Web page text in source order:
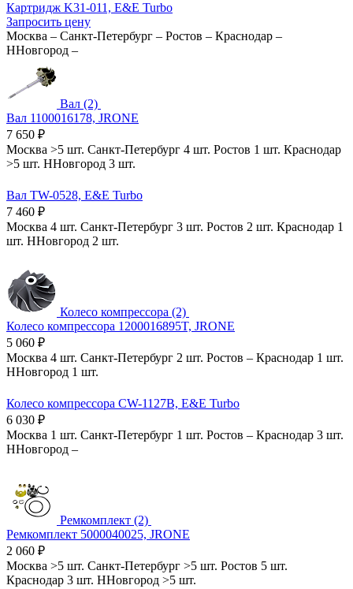
Картридж K31-011, E&E Turbo
Запросить цену
Москва – Санкт-Петербург – Ростов – Краснодар –
ННовгород –
Вал (2)
Вал 1100016178, JRONE
7 650 ₽
Москва >5 шт. Санкт-Петербург 4 шт. Ростов 1 шт. Краснодар
>5 шт. ННовгород 3 шт.
Вал TW-0528, E&E Turbo
7 460 ₽
Москва 4 шт. Санкт-Петербург 3 шт. Ростов 2 шт. Краснодар 1
шт. ННовгород 2 шт.
Колесо компрессора (2)
Колесо компрессора 1200016895T, JRONE
5 060 ₽
Москва 4 шт. Санкт-Петербург 2 шт. Ростов – Краснодар 1 шт.
ННовгород 1 шт.
Колесо компрессора CW-1127B, E&E Turbo
6 030 ₽
Москва 1 шт. Санкт-Петербург 1 шт. Ростов – Краснодар 3 шт.
ННовгород –
Ремкомплект (2)
Ремкомплект 5000040025, JRONE
2 060 ₽
Москва >5 шт. Санкт-Петербург >5 шт. Ростов 5 шт.
Краснодар 3 шт. ННовгород >5 шт.